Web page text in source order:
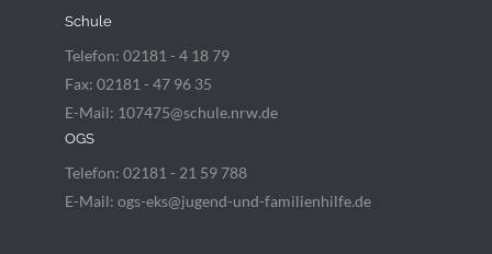
Schule
Telefon: 02181 - 4 18 79
Fax: 02181 - 47 96 35
E-Mail: 107475@schule.nrw.de
OGS
Telefon: 02181 - 21 59 788
E-Mail: ogs-eks@jugend-und-familienhilfe.de